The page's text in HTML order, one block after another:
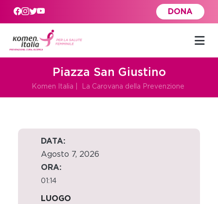
Skip to main content
DONA
Piazza San Giustino
Komen Italia La Carovana della Prevenzione
DATA:
Agosto 7, 2026
ORA:
01:14
LUOGO